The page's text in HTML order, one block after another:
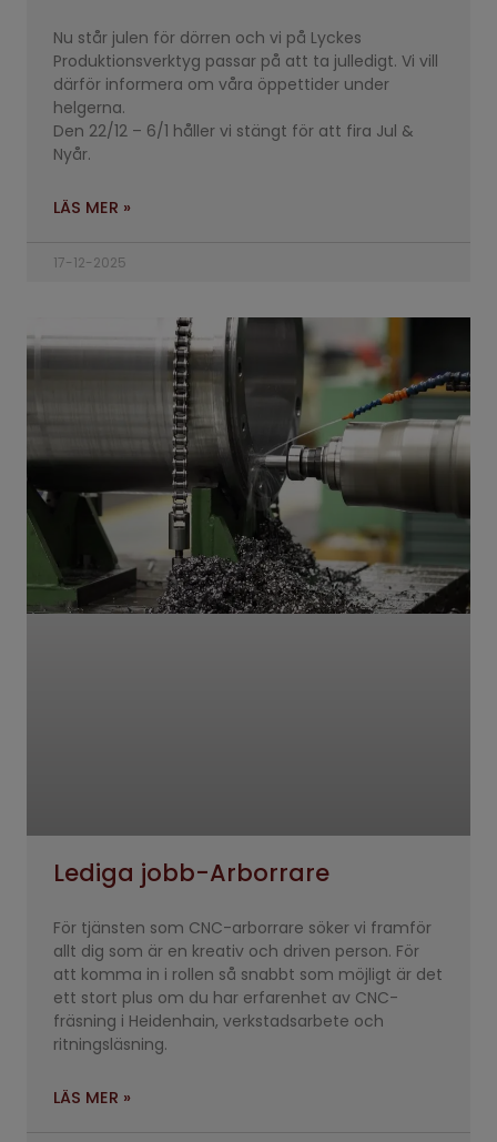
Nu står julen för dörren och vi på Lyckes
Produktionsverktyg passar på att ta julledigt. Vi vill
därför informera om våra öppettider under
helgerna.
Den 22/12 – 6/1 håller vi stängt för att fira Jul &
Nyår.
LÄS MER »
17-12-2025
Lediga jobb-Arborrare
För tjänsten som CNC-arborrare söker vi framför
allt dig som är en kreativ och driven person. För
att komma in i rollen så snabbt som möjligt är det
ett stort plus om du har erfarenhet av CNC-
fräsning i Heidenhain, verkstadsarbete och
ritningsläsning.
LÄS MER »